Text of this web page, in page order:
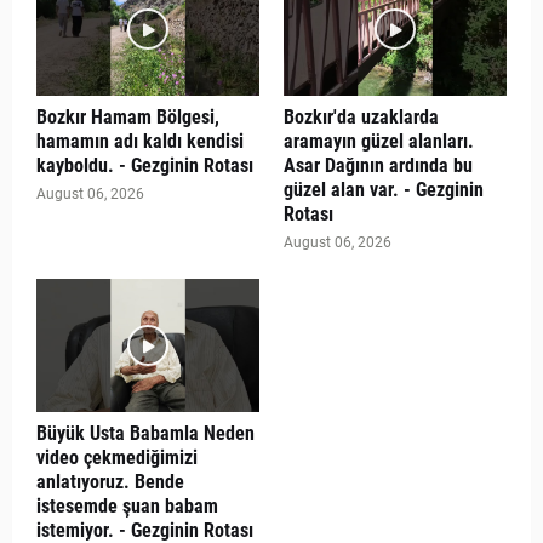
Bozkır Hamam Bölgesi,
hamamın adı kaldı kendisi
kayboldu. - Gezginin Rotası
August 06, 2026
Bozkır'da uzaklarda
aramayın güzel alanları.
Asar Dağının ardında bu
güzel alan var. - Gezginin
Rotası
August 06, 2026
Büyük Usta Babamla Neden
video çekmediğimizi
anlatıyoruz. Bende
istesemde şuan babam
istemiyor. - Gezginin Rotası